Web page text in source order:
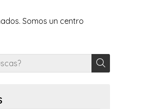
Somos un centro